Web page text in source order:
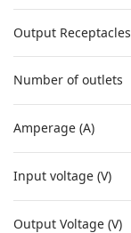
Output Receptacles
Number of outlets
Amperage (A)
Input voltage (V)
Output Voltage (V)